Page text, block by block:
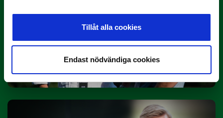
Tillåt alla cookies
Endast nödvändiga cookies
Lagerlöf tar över i Sandvikens IF